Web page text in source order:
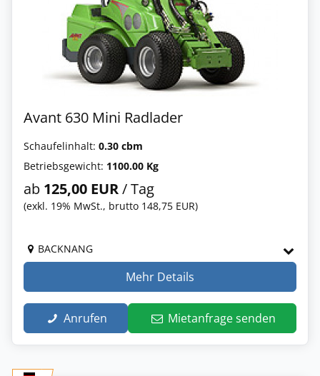
Avant 630 Mini Radlader
Schaufelinhalt: 0.30 cbm
Betriebsgewicht: 1100.00 Kg
ab 125,00 EUR/ Tag
(exkl. 19% MwSt., brutto 148,75 EUR)
BACKNANG
Mehr Details
Anrufen Mietanfrage senden